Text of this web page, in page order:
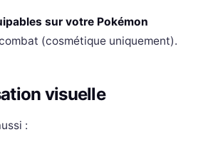
sur votre Pokémon
(cosmétique uniquement).
visuelle
: